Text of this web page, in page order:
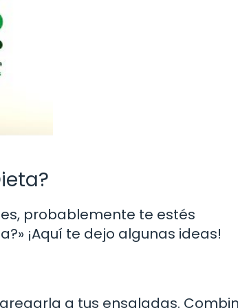
probablemente te estés
¡Aquí te dejo algunas ideas!
a tus ensaladas.